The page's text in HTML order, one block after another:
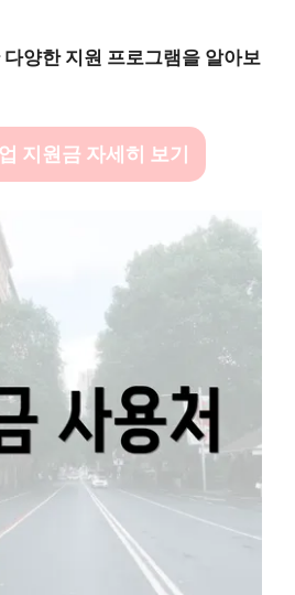
양한 지원 프로그램을 알아보
지원금 자세히 보기